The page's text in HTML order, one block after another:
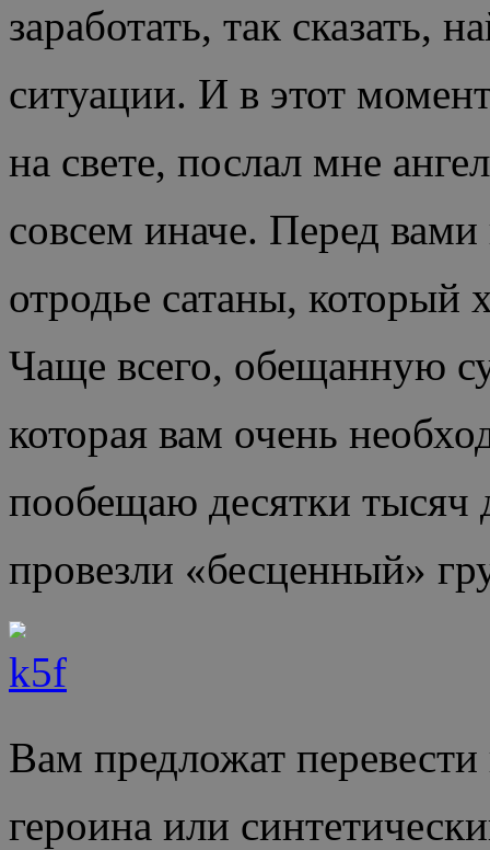
заработать, так сказать,
ситуации. И в этот
на свете, послал мне
совсем иначе. Перед вами
отродье сатаны, который
Чаще всего, обещанную
которая вам очень
пообещаю десятки тысяч
провезли «бесценный»
Вам предложат
героина или